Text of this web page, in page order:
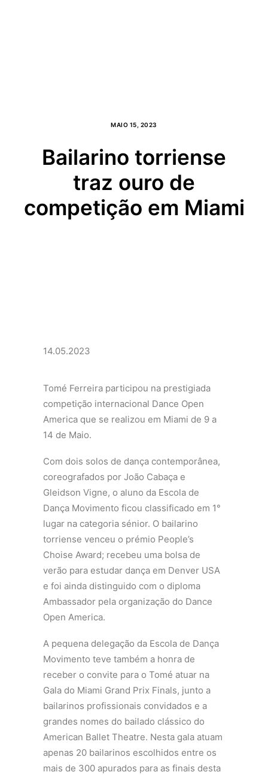
MAIO 15, 2023
Bailarino torriense
traz ouro de
competição em Miami
14.05.2023
Tomé Ferreira participou na prestigiada
competição internacional Dance Open
America que se realizou em Miami de 9 a
14 de Maio.
Com dois solos de dança contemporânea,
coreografados por João Cabaça e
Gleidson Vigne, o aluno da Escola de
Dança Movimento ficou classificado em 1°
lugar na categoria sénior. O bailarino
torriense venceu o prémio People’s
Choise Award; recebeu uma bolsa de
verão para estudar dança em Denver USA
e foi ainda distinguido com o diploma
Ambassador pela organização do Dance
Open America.
A pequena delegação da Escola de Dança
Movimento teve também a honra de
receber o convite para o Tomé atuar na
Gala do Miami Grand Prix Finals, junto a
bailarinos profissionais convidados e a
grandes nomes do bailado clássico do
American Ballet Theatre. Nesta gala atuam
apenas 20 bailarinos escolhidos entre os
mais de 300 apurados para as finais desta